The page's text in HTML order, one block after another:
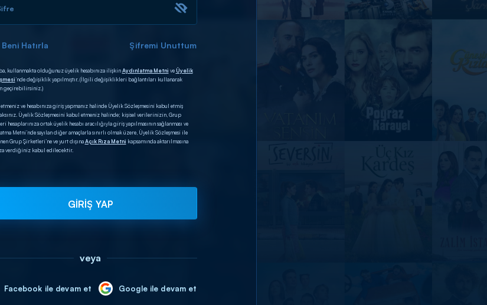
Beni Hatırla Şifremi Unuttum
kullanmakta olduğunuz üyelik hesabınıza ilişkinAydınlatma Metni veÜyelik
’nde değişiklik yapılmıştır. (İlgili değişiklikleri bağlantıları kullanarak
geçirebilirsiniz.)
etmeniz ve hesabınıza giriş yapmanız halinde Üyelik Sözleşmesini kabul etmiş
Üyelik Sözleşmesini kabul etmeniz halinde; kişisel verilerinizin, Grup
hesaplarınıza ortak üyelik hesabı aracılığıyla giriş yapılmasının sağlanması ve
Metni’nde sayılan diğer amaçlarla sınırlı olmak üzere, Üyelik Sözleşmesi ile
Grup Şirketleri’ne ve yurt dışınaAçık Rıza Metni kapsamında aktarılmasına
verdiğiniz kabul edilecektir.
GİRİŞ YAP
veya
Facebook ile devam et Google ile devam et